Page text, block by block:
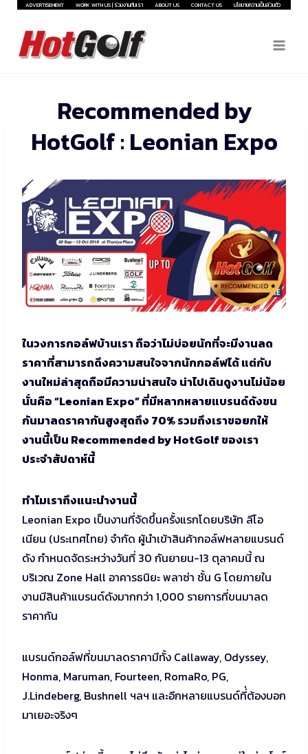
Skip
content
ADVERTISEMENT WORK WITH US | ร่วมงานกับเรา ABOUT US CONTACT US นโยบายความเป็นส่วนตัว
Recommended by
HotGolf : Leonian Expo
ในวงการกอล์ฟบ้านเรา ถือว่าไม่บ่อยนักที่จะมีงานลด
ราคาที่สามารถดึงความสนใจจากนักกอล์ฟได้ แต่กับ
งานใหม่ล่าสุดถือมีความน่าสนใจ น่าไปเดินดูงานไม่น้อย
นั่นคือ “Leonian Expo” ที่มีหลากหลายแบรนด์ดังขน
กันมาลดราคากันสูงสุดถึง 70% รวมถึงเราขอยกให้
งานนี้เป็น Recommended by HotGolf ของเรา
ประจำสัปดาห์นี้
ทำไมเราถึงแนะนำงานนี้
Leonian Expo เป็นงานที่จัดขึ้นครั้งแรกโดยบริษัท ลีโอ
เนียน (ประเทศไทย) จำกัด ผู้นำเข้าสินค้ากอล์ฟหลายแบรนด์
ดัง กำหนดจัดระหว่างวันที่ 30 กันยายน-13 ตุลาคมนี้ ณ
บริเวณ Zone Hall อาคารธนิยะ พลาซ่า ชั้น G โดยภายใน
งานมีสินค้าแบรนด์ดังมากกว่า 1,000 รายการที่ขนมาลด
ราคากัน
แบรนด์กอล์ฟที่ขนมาลดราคามีทั้ง Callaway, Odyssey,
Honma, Maruman, Fourteen, RomaRo, PG,
J.Lindeberg, Bushnell ฯลฯ และอีกหลายแบรนด์ที่่ต้องบอก
มาเยอะจริงๆ